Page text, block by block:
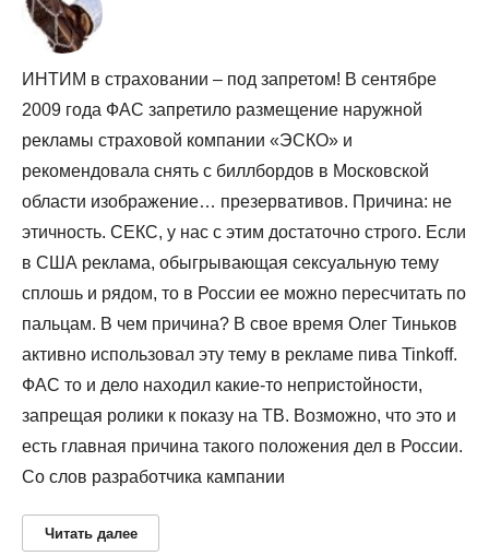
ИНТИМ в страховании – под запретом! В сентябре
2009 года ФАС запретило размещение наружной
рекламы страховой компании «ЭСКО» и
рекомендовала снять с биллбордов в Московской
области изображение… презервативов. Причина: не
этичность. СЕКС, у нас с этим достаточно строго. Если
в США реклама, обыгрывающая сексуальную тему
сплошь и рядом, то в России ее можно пересчитать по
пальцам. В чем причина? В свое время Олег Тиньков
активно использовал эту тему в рекламе пива Tinkoff.
ФАС то и дело находил какие-то непристойности,
запрещая ролики к показу на ТВ. Возможно, что это и
есть главная причина такого положения дел в России.
Со слов разработчика кампании
Читать далее